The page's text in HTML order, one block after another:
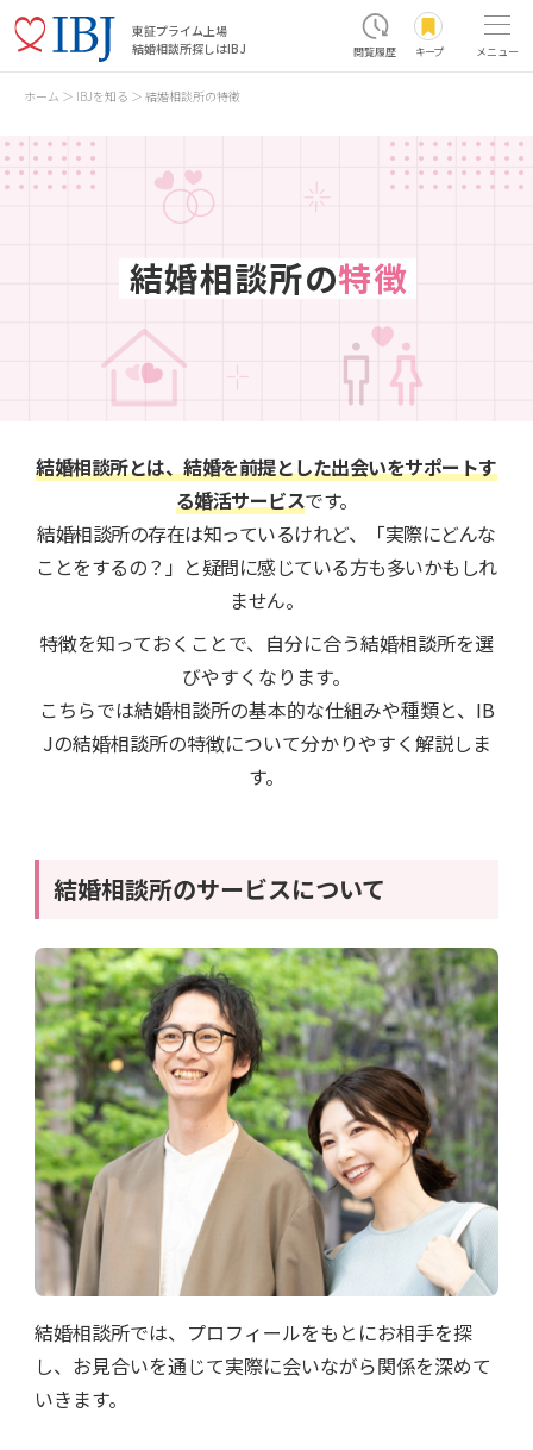
東証プライム上場
結婚相談所探しはIBJ
閲覧履歴 キープ メニュー
ホーム IBJを知る 結婚相談所の特徴
結婚相談所の特徴
結婚相談所とは、結婚を前提とした出会いをサポートす
る婚活サービスです。
結婚相談所の存在は知っているけれど、「実際にどんな
ことをするの？」と疑問に感じている方も多いかもしれ
ません。
特徴を知っておくことで、自分に合う結婚相談所を選
びやすくなります。
こちらでは結婚相談所の基本的な仕組みや種類と、IB
Jの結婚相談所の特徴について分かりやすく解説しま
す。
結婚相談所のサービスについて
結婚相談所では、プロフィールをもとにお相手を探
し、お見合いを通じて実際に会いながら関係を深めて
いきます。